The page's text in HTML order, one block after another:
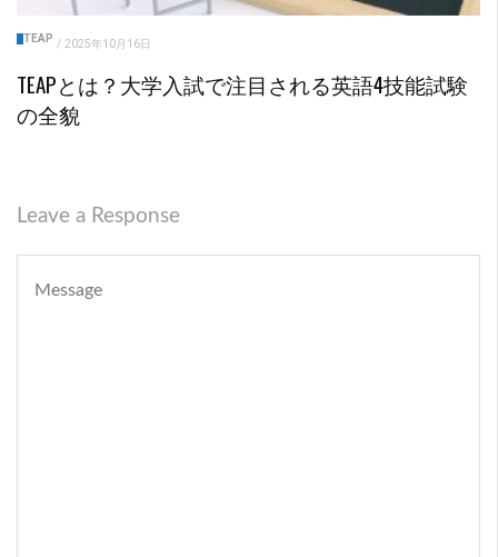
TEAP / 2025年10月16日
TEAPとは？大学入試で注目される英語4技能試験
の全貌
Leave a Response